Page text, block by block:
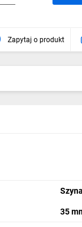
Zapytaj o produkt
35